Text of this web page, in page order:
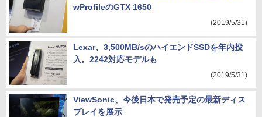
wProfileのGTX 1650
(2019/5/31)
Lexar、3,500MB/sのハイエンドSSDを年内投
入。2242対応モデルも
(2019/5/31)
ViewSonic、今後日本で発売予定の最新ディス
プレイを展示